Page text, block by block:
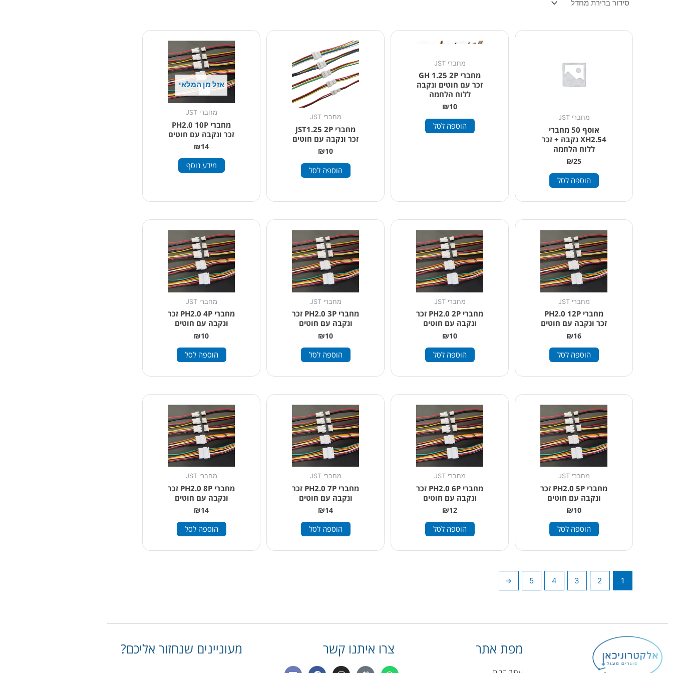
מחברי JST
אוסף 50 מחברי
XH2.54 נקבה + זכר
ללוח הלחמה
₪25
הוספה לסל
מחברי JST
מחברי GH 1.25 2P
זכר עם חוטים ונקבה
ללוח הלחמה
₪10
הוספה לסל
מחברי JST
מחברי JST1.25 2P
זכר ונקבה עם חוטים
₪10
הוספה לסל
אזל מן המלאי
מחברי JST
מחברי PH2.0 10P
זכר ונקבה עם חוטים
₪14
מידע נוסף
מחברי JST
מחברי PH2.0 12P
זכר ונקבה עם חוטים
₪16
הוספה לסל
מחברי JST
מחברי PH2.0 2P זכר
ונקבה עם חוטים
₪10
הוספה לסל
מחברי JST
מחברי PH2.0 3P זכר
ונקבה עם חוטים
₪10
הוספה לסל
מחברי JST
מחברי PH2.0 4P זכר
ונקבה עם חוטים
₪10
הוספה לסל
מחברי JST
מחברי PH2.0 5P זכר
ונקבה עם חוטים
₪10
הוספה לסל
מחברי JST
מחברי PH2.0 6P זכר
ונקבה עם חוטים
₪12
הוספה לסל
מחברי JST
מחברי PH2.0 7P זכר
ונקבה עם חוטים
₪14
הוספה לסל
מחברי JST
מחברי PH2.0 8P זכר
ונקבה עם חוטים
₪14
הוספה לסל
1
2
3
4
5
←
מפת אתר צרו איתנו קשר
W
P
I
F
E
מעוניינים שנחזור אליכם?